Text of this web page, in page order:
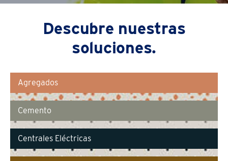
Descubre nuestras
soluciones.
Agregados
Cemento
Centrales Eléctricas